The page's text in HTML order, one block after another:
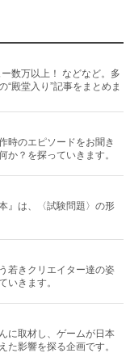
数万以上！ などなど。多
“殿堂入り”記事をまとめま
時のエピソードをお聞き
か？を探っていきます。
』は、〈試験問題〉の形
若きクリエイター達の姿
きます。
に取材し、ゲームが日本
影響を探る企画です。